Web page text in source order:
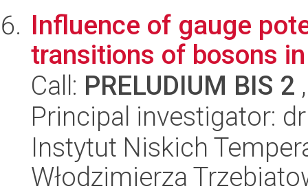
Influence of gauge
transitions of bosons
Call: PRELUDIUM BIS 2
Principal investigator:
Instytut Niskich
Włodzimierza